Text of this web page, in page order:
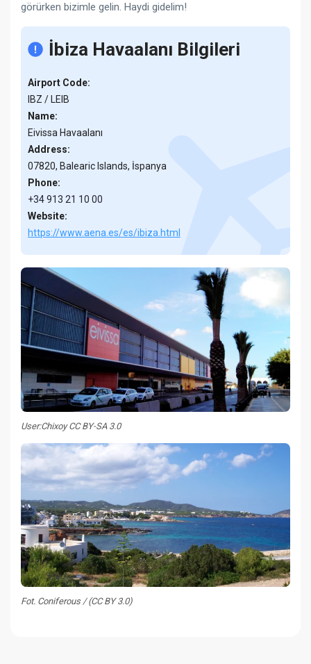
görürken bizimle gelin. Haydi gidelim!
İbiza Havaalanı Bilgileri
Airport Code:
IBZ / LEIB
Name:
Eivissa Havaalanı
Address:
07820, Balearic Islands, İspanya
Phone:
+34 913 21 10 00
Website:
https://www.aena.es/es/ibiza.html
User:Chixoy CC BY-SA 3.0
Fot. Coniferous / (CC BY 3.0)